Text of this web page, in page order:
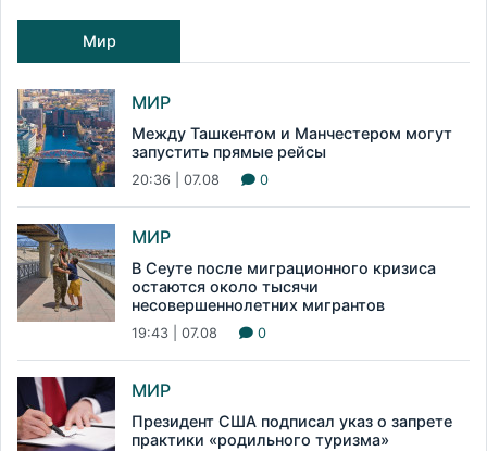
Мир
МИР
Между Ташкентом и Манчестером могут
запустить прямые рейсы
20:36 | 07.08 0
МИР
В Сеуте после миграционного кризиса
остаются около тысячи
несовершеннолетних мигрантов
19:43 | 07.08 0
МИР
Президент США подписал указ о запрете
практики «родильного туризма»